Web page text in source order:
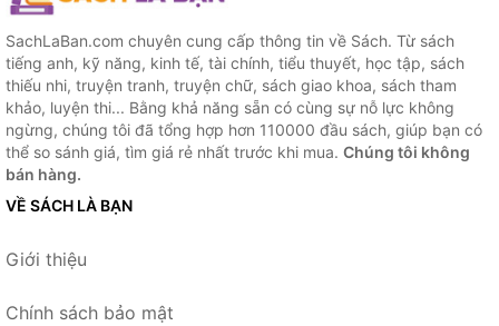
SachLaBan.com chuyên cung cấp thông tin về Sách. Từ sách
tiếng anh, kỹ năng, kinh tế, tài chính, tiểu thuyết, học tập, sách
thiếu nhi, truyện tranh, truyện chữ, sách giao khoa, sách tham
khảo, luyện thi... Bằng khả năng sẵn có cùng sự nỗ lực không
ngừng, chúng tôi đã tổng hợp hơn 110000 đầu sách, giúp bạn có
thể so sánh giá, tìm giá rẻ nhất trước khi mua. Chúng tôi không
bán hàng.
VỀ SÁCH LÀ BẠN
Giới thiệu
Chính sách bảo mật